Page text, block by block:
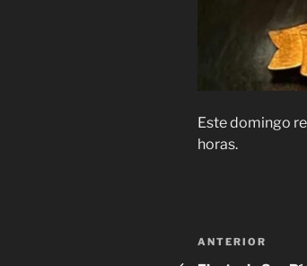
Este domingo
horas.
Entrada
ANTERIOR